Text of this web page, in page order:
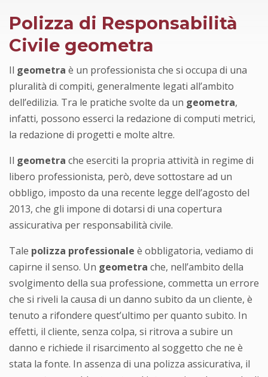
Polizza di Responsabilità
Civile geometra
Il geometra è un professionista che si occupa di una
pluralità di compiti, generalmente legati all’ambito
dell’edilizia. Tra le pratiche svolte da un geometra,
infatti, possono esserci la redazione di computi metrici,
la redazione di progetti e molte altre.
Il geometra che eserciti la propria attività in regime di
libero professionista, però, deve sottostare ad un
obbligo, imposto da una recente legge dell’agosto del
2013, che gli impone di dotarsi di una copertura
assicurativa per responsabilità civile.
Tale polizza professionale è obbligatoria, vediamo di
capirne il senso. Un geometra che, nell’ambito della
svolgimento della sua professione, commetta un errore
che si riveli la causa di un danno subito da un cliente, è
tenuto a rifondere quest’ultimo per quanto subito. In
effetti, il cliente, senza colpa, si ritrova a subire un
danno e richiede il risarcimento al soggetto che ne è
stata la fonte. In assenza di una polizza assicurativa, il